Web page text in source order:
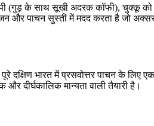
(गुड़ के साथ सूखी अदरक कॉफी), चुक्कू
और पाचन सुस्ती में मदद करता है जो
- पूरे दक्षिण भारत में प्रसवोत्तर पाचन
दीर्घकालिक मान्यता वाली तैयारी है।